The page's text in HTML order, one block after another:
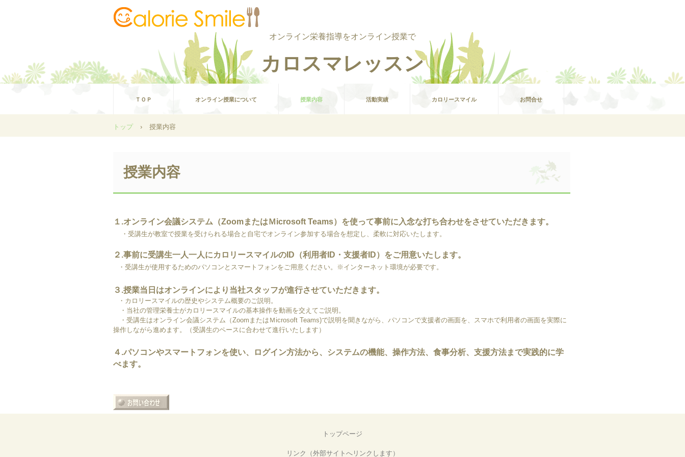
オンライン栄養指導をオンライン授業で
カロスマレッスン
ＴＯＰ オンライン授業について 授業内容 活動実績 カロリースマイル お問合せ
トップ › 授業内容
授業内容
１.オンライン会議システム（ZoomまたはＭicrosoft Teams）を使って事前に入念な打ち合わせをさせていただきます。
・受講生が教室で授業を受けられる場合と自宅でオンライン参加する場合を想定し、柔軟に対応いたします。
２.事前に受講生一人一人にカロリースマイルのID（利用者ID・支援者ID）をご用意いたします。
・受講生が使用するためのパソコンとスマートフォンをご用意ください。※インターネット環境が必要です。
３.授業当日はオンラインにより当社スタッフが進行させていただきます。
・カロリースマイルの歴史やシステム概要のご説明。
・当社の管理栄養士がカロリースマイルの基本操作を動画を交えてご説明。
・受講生はオンライン会議システム（ZoomまたはＭicrosoft Teams)で説明を聞きながら、パソコンで支援者の画面を、スマホで利用者の画面を実際に
操作しながら進めます。（受講生のペースに合わせて進行いたします）
４.パソコンやスマートフォンを使い、ログイン方法から、システムの機能、操作方法、食事分析、支援方法まで実践的に学
べます。
トップページ
リンク（外部サイトへリンクします）